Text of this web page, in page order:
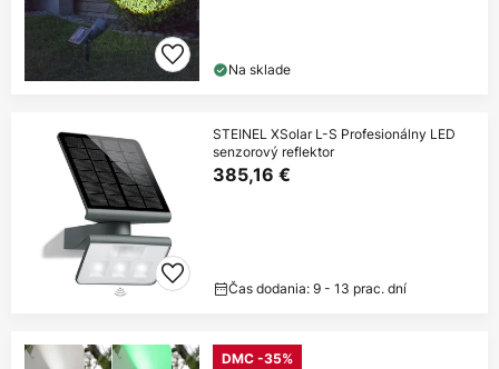
Na sklade
STEINEL XSolar L-S Profesionálny LED
senzorový reflektor
385,16 €
Čas dodania: 9 - 13 prac. dní
DMC -35%